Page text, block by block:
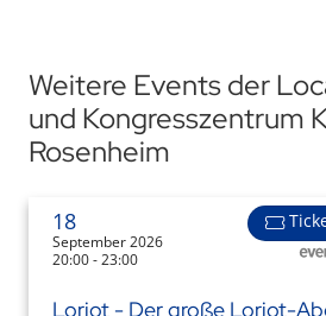
Weitere Events der
und Kongresszentrum
Rosenheim
18
September 2026
20:00 - 23:00
Loriot - Der große Loriot-